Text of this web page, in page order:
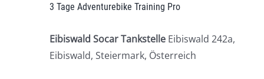
3 Tage Adventurebike Training Pro
Eibiswald Socar Tankstelle Eibiswald 242a,
Eibiswald, Steiermark, Österreich